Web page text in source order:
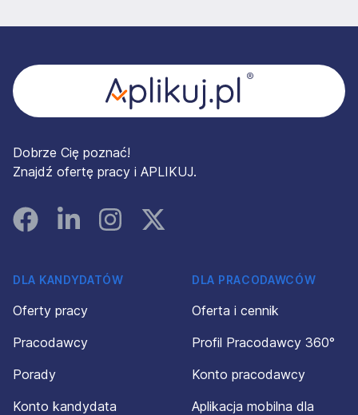
Dobrze Cię poznać!
Znajdź ofertę pracy i APLIKUJ.
FacebookLinked InInstagramInstagram
DLA KANDYDATÓW
Oferty pracy
Pracodawcy
Porady
Konto kandydata
DLA PRACODAWCÓW
Oferta i cennik
Profil Pracodawcy 360°
Konto pracodawcy
Aplikacja mobilna dla